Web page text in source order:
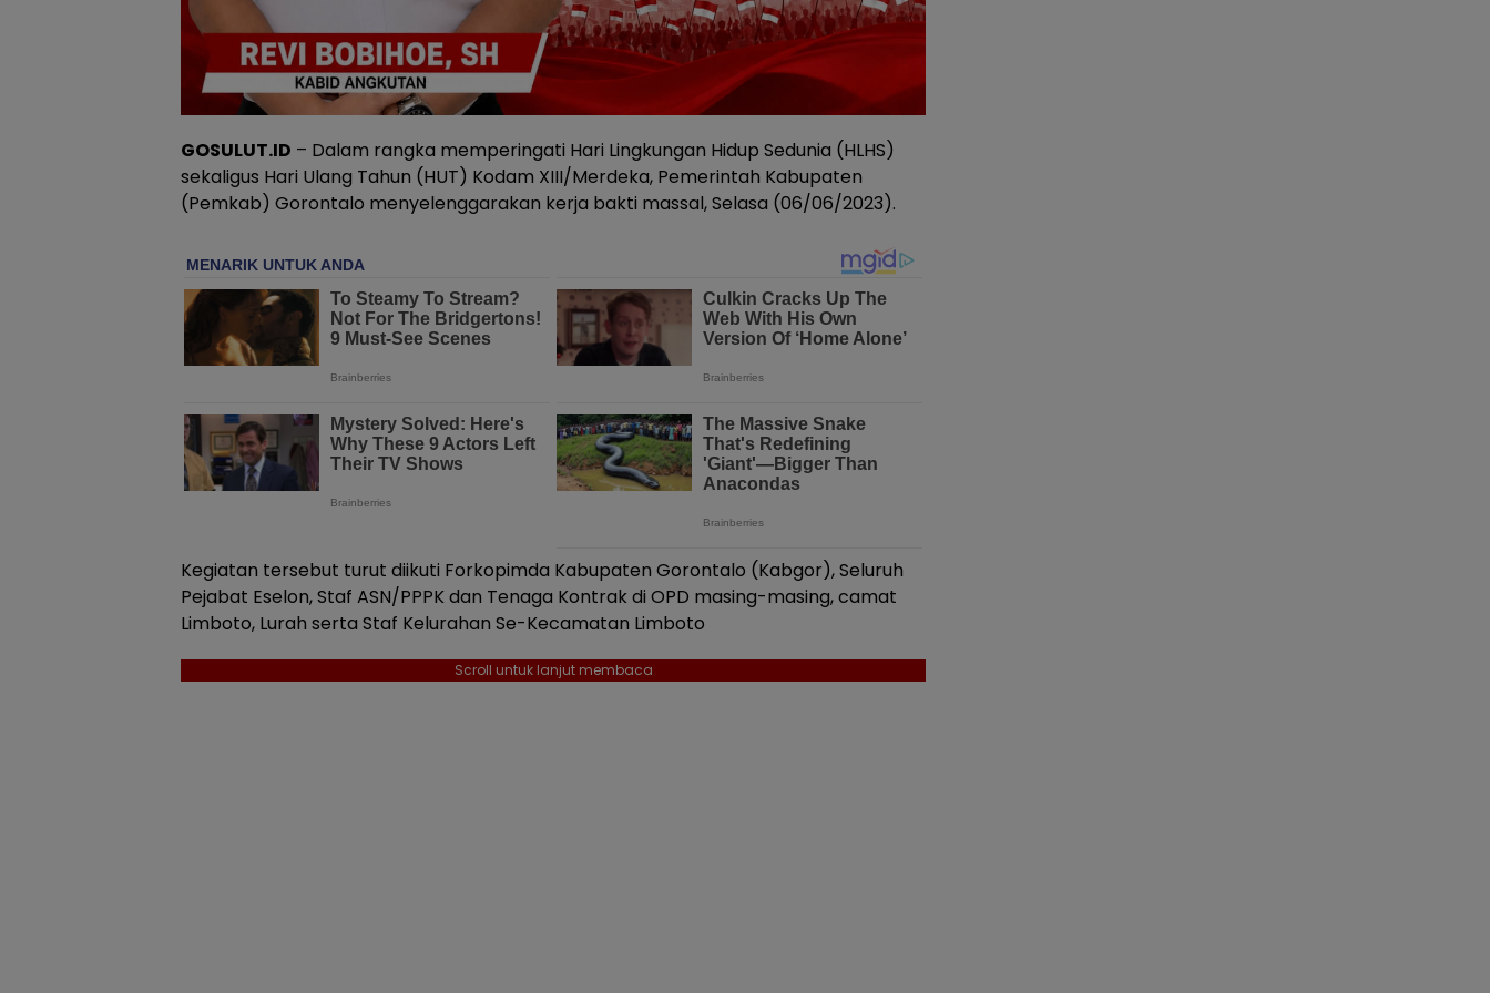
GOSULUT.ID – Dalam rangka memperingati Hari Lingkungan Hidup Sedunia (HLHS)
sekaligus Hari Ulang Tahun (HUT) Kodam XIII/Merdeka, Pemerintah Kabupaten
(Pemkab) Gorontalo menyelenggarakan kerja bakti massal, Selasa (06/06/2023).
Kegiatan tersebut turut diikuti Forkopimda Kabupaten Gorontalo (Kabgor), Seluruh
Pejabat Eselon, Staf ASN/PPPK dan Tenaga Kontrak di OPD masing-masing, camat
Limboto, Lurah serta Staf Kelurahan Se-Kecamatan Limboto
Scroll untuk lanjut membaca